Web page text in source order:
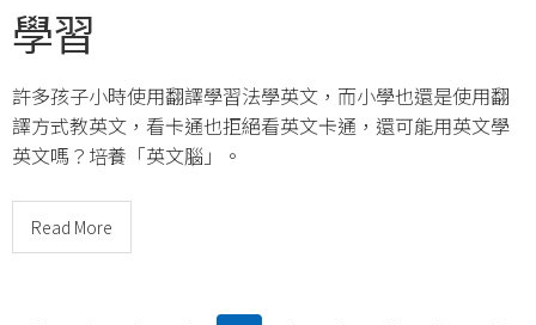
學習
許多孩子小時使用翻譯學習法學英文，而小學也還是使用翻
譯方式教英文，看卡通也拒絕看英文卡通，還可能用英文學
英文嗎？培養「英文腦」。
Read More